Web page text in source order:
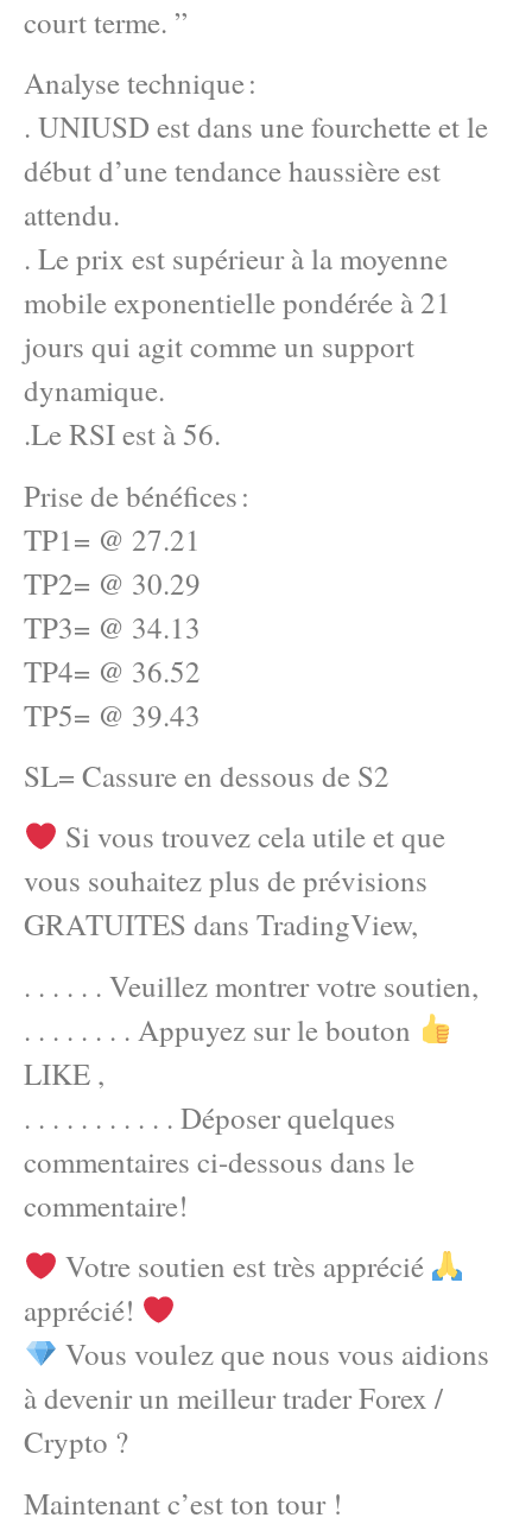
court terme. ”
Analyse technique :
. UNIUSD est dans une fourchette et le
début d’une tendance haussière est
attendu.
. Le prix est supérieur à la moyenne
mobile exponentielle pondérée à 21
jours qui agit comme un support
dynamique.
.Le RSI est à 56.
Prise de bénéfices :
TP1= @ 27.21
TP2= @ 30.29
TP3= @ 34.13
TP4= @ 36.52
TP5= @ 39.43
SL= Cassure en dessous de S2
Si vous trouvez cela utile et que
vous souhaitez plus de prévisions
GRATUITES dans TradingView,
. . . . . . Veuillez montrer votre soutien,
. . . . . . . . Appuyez sur le bouton
LIKE ,
. . . . . . . . . . . Déposer quelques
commentaires ci-dessous dans le
commentaire!
Votre soutien est très apprécié
apprécié!
Vous voulez que nous vous aidions
à devenir un meilleur trader Forex /
Crypto ?
Maintenant c’est ton tour !